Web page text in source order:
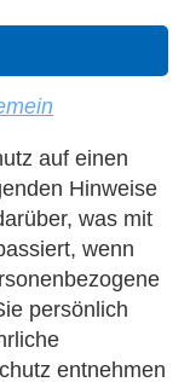
auf einen
Hinweise
was mit
wenn
persönlich
entnehmen